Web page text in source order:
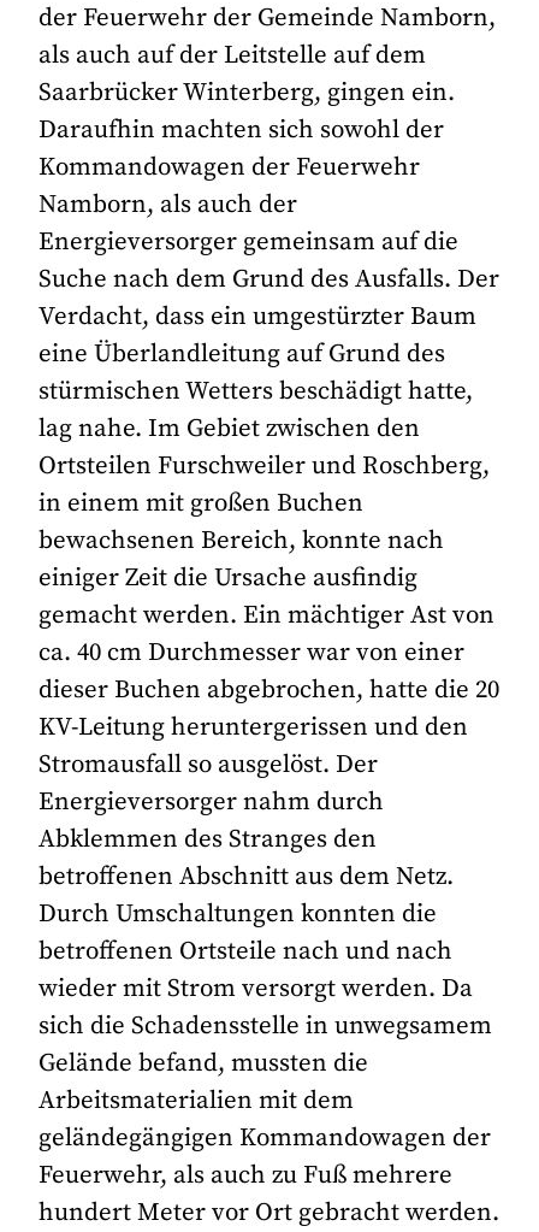
der Feuerwehr der Gemeinde Namborn,
als auch auf der Leitstelle auf dem
Saarbrücker Winterberg, gingen ein.
Daraufhin machten sich sowohl der
Kommandowagen der Feuerwehr
Namborn, als auch der
Energieversorger gemeinsam auf die
Suche nach dem Grund des Ausfalls. Der
Verdacht, dass ein umgestürzter Baum
eine Überlandleitung auf Grund des
stürmischen Wetters beschädigt hatte,
lag nahe. Im Gebiet zwischen den
Ortsteilen Furschweiler und Roschberg,
in einem mit großen Buchen
bewachsenen Bereich, konnte nach
einiger Zeit die Ursache ausfindig
gemacht werden. Ein mächtiger Ast von
ca. 40 cm Durchmesser war von einer
dieser Buchen abgebrochen, hatte die 20
KV-Leitung heruntergerissen und den
Stromausfall so ausgelöst. Der
Energieversorger nahm durch
Abklemmen des Stranges den
betroffenen Abschnitt aus dem Netz.
Durch Umschaltungen konnten die
betroffenen Ortsteile nach und nach
wieder mit Strom versorgt werden. Da
sich die Schadensstelle in unwegsamem
Gelände befand, mussten die
Arbeitsmaterialien mit dem
geländegängigen Kommandowagen der
Feuerwehr, als auch zu Fuß mehrere
hundert Meter vor Ort gebracht werden.